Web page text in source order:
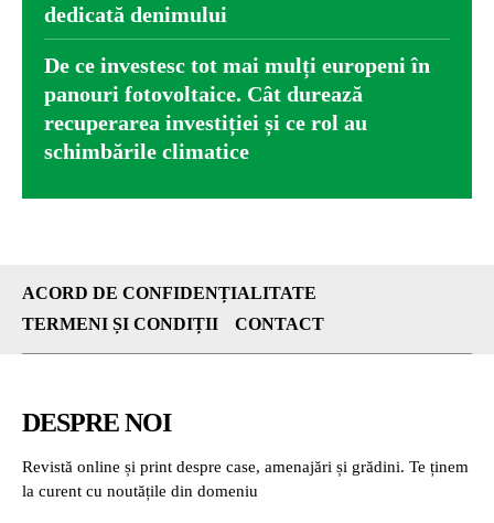
dedicată denimului
De ce investesc tot mai mulți europeni în
panouri fotovoltaice. Cât durează
recuperarea investiției și ce rol au
schimbările climatice
ACORD DE CONFIDENȚIALITATE
TERMENI ȘI CONDIȚII
CONTACT
DESPRE NOI
Revistă online și print despre case, amenajări și grădini. Te ținem
la curent cu noutățile din domeniu